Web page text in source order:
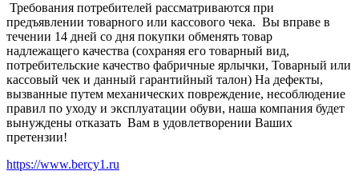
Требования потребителей рассматриваются при
предъявлении товарного или кассового чека. Вы вправе в
течении 14 дней со дня покупки обменять товар
надлежащего качества (сохраняя его товарный вид,
потребительские качество фабричные ярлычки, Товарный или
кассовый чек и данный гарантийный талон) На дефекты,
вызванные путем механических повреждение, несоблюдение
правил по уходу и эксплуатации обуви, наша компания будет
вынуждены отказать Вам в удовлетворении Ваших
претензии!
https://www.bercy1.ru